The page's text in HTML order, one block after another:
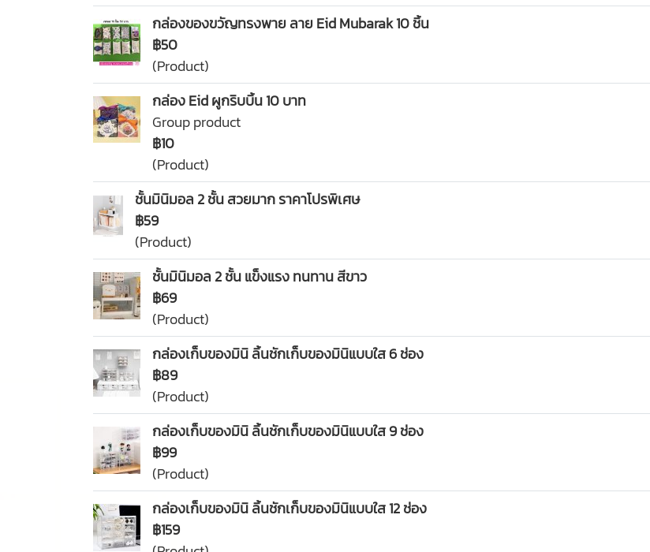
กล่องของขวัญทรงพาย ลาย Eid Mubarak 10 ชิ้น
฿50
(Product)
กล่อง Eid ผูกริบบิ้น 10 บาท
Group product
฿10
(Product)
ชั้นมินิมอล 2 ชั้น สวยมาก ราคาโปรพิเศษ
฿59
(Product)
ชั้นมินิมอล 2 ชั้น แข็งแรง ทนทาน สีขาว
฿69
(Product)
กล่องเก็บของมินิ ลิ้นชักเก็บของมินิแบบใส 6 ช่อง
฿89
(Product)
กล่องเก็บของมินิ ลิ้นชักเก็บของมินิแบบใส 9 ช่อง
฿99
(Product)
กล่องเก็บของมินิ ลิ้นชักเก็บของมินิแบบใส 12 ช่อง
฿159